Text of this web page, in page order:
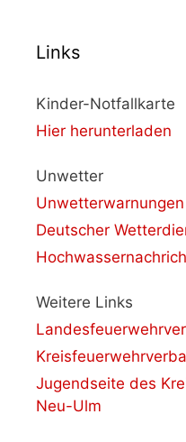
Links
Kinder-Notfallkarte
Hier herunterladen
Unwetter
Deutscher
Weitere Links
Jugendseite des
Neu-Ulm